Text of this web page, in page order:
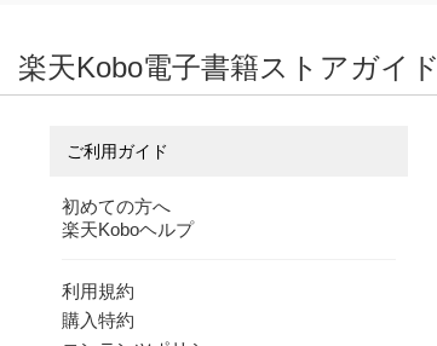
楽天Kobo電子書籍ストアガイド
ご利用ガイド
初めての方へ
楽天Koboヘルプ
利用規約
購入特約